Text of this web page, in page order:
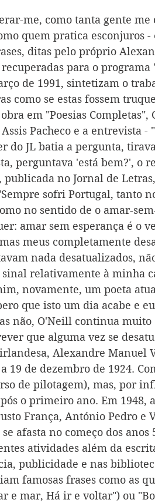
me, como tanta gente
quem pratica esconjuros
ditas pelo próprio
para o
de 1991, sintetizam o
como se estas fossem
em "Poesias
Pacheco e a entrevista -
do JL batia a pergunta,
perguntava 'está bem?', o
publicada no Jornal de
sofri Portugal, tanto
no sentido de o amar-
amar sem esperança é o
meus completamente
nada desatualizados,
sinal relativamente à minha
novamente, um poeta
que isto um dia acabe e
não, O'Neill continua
que alguma vez se
Alexandre Manuel
19 de dezembro de 1924.
de pilotagem), mas, por
o primeiro ano. Em 1948,
França, António Pedro
afasta no começo dos
atividades além da
publicidade e nas
famosas frases como as
e mar, Há ir e voltar") ou